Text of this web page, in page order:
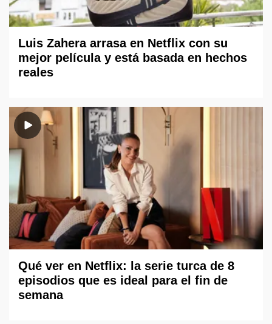
Luis Zahera arrasa en Netflix con su
mejor película y está basada en hechos
reales
Qué ver en Netflix: la serie turca de 8
episodios que es ideal para el fin de
semana